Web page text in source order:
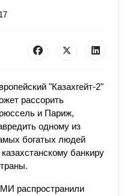
"Казахгейт-2"
рассорить
и Париж,
одному из
богатых людей
банкиру
распространили